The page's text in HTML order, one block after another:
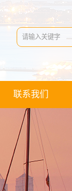
联系我们